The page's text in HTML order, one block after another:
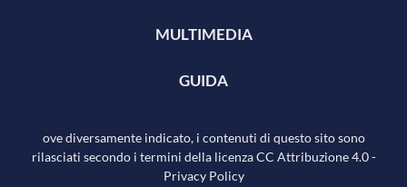
MULTIMEDIA
GUIDA
ove diversamente indicato, i contenuti di questo sito sono
rilasciati secondo i termini della licenza CC Attribuzione 4.0-
Privacy Policy